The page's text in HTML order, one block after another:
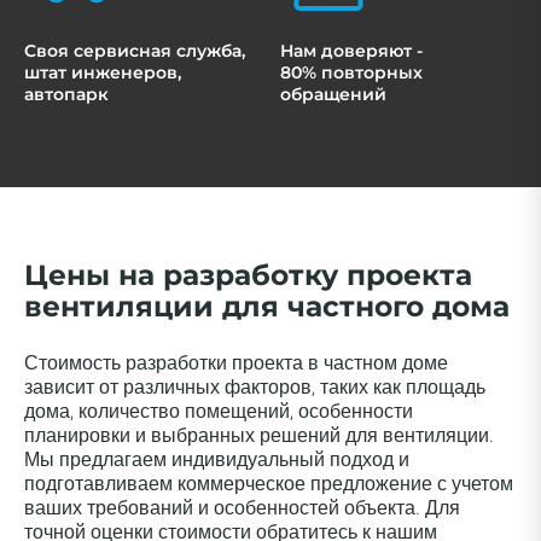
Своя сервисная служба,
штат инженеров,
автопарк
Нам доверяют -
80% повторных
обращений
Цены на разработку проекта
вентиляции для частного дома
Стоимость разработки проекта в частном доме
зависит от различных факторов, таких как площадь
дома, количество помещений, особенности
планировки и выбранных решений для вентиляции.
Мы предлагаем индивидуальный подход и
подготавливаем коммерческое предложение с учетом
ваших требований и особенностей объекта. Для
точной оценки стоимости обратитесь к нашим